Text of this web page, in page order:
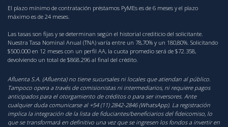
El plazo mínimo de contratación préstamos PyMEs es de 6 meses y el plazo
máximo es de 24 meses.
Las tasas son fijas y se determinan según el historial crediticio del solicitante.
Nuestra Tasa Nominal Anual (TNA) varía entre un 78,70% y un 180,80%. Solicitando
$500.000 en 12 meses con un perfil AA, la cuota promedio será de $72.358,
devolviendo un total de $868.296 al final del crédito.
Afluenta S.A. (Afluenta) no tiene sucursales ni locales que atiendan al público.
Tampoco opera a través de comisionistas ni intermediarios, ni requiere pagos
anticipados para el otorgamiento de créditos o para ser inversores. Ante
cualquier duda comunicarse al +54 (11) 2842-2846 (WhatsApp). La registración
implica la integración de la lista de fiduciantes/beneficiarios del fideicomiso, lo
que se transformará en definitivo una vez que se ingresen los fondos a invertir en